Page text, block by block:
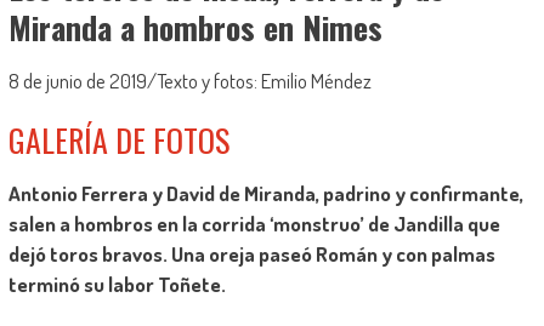
Miranda a hombros en Nimes
8 de junio de 2019/Texto y fotos: Emilio Méndez
GALERÍA DE FOTOS
Antonio Ferrera y David de Miranda, padrino y confirmante,
salen a hombros en la corrida ‘monstruo’ de Jandilla que
dejó toros bravos. Una oreja paseó Román y con palmas
terminó su labor Toñete.